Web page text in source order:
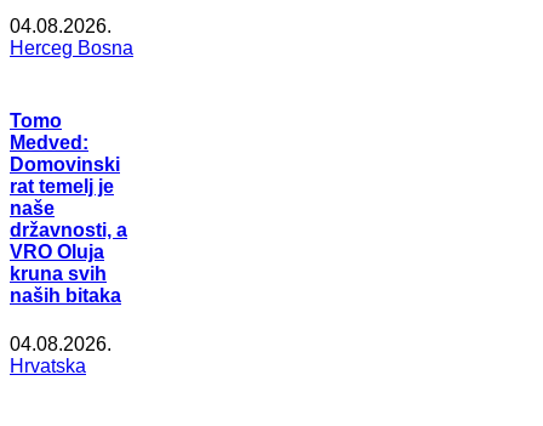
04.08.2026.
Herceg Bosna
Tomo
Medved:
Domovinski
rat temelj je
naše
državnosti, a
VRO Oluja
kruna svih
naših bitaka
04.08.2026.
Hrvatska